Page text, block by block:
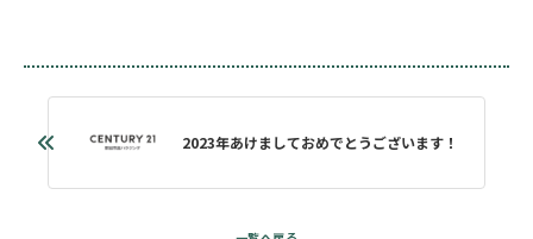
2023年あけましておめでとうございます！